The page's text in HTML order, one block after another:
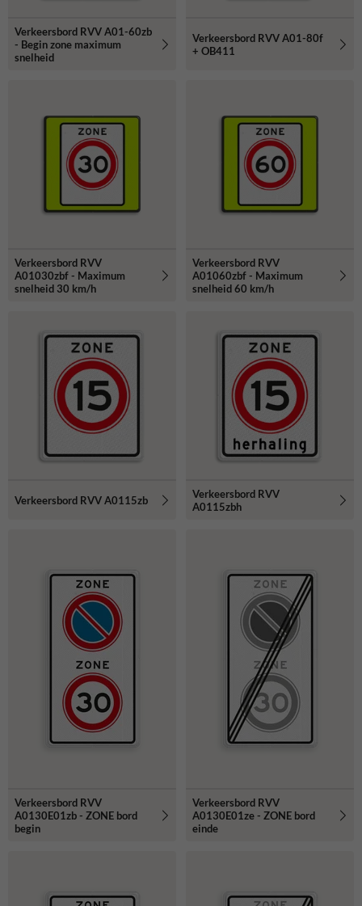
Verkeersbord RVV A01-60zb
- Begin zone maximum
snelheid
Verkeersbord RVV A01-80f
+ OB411
Verkeersbord RVV
A01030zbf - Maximum
snelheid 30 km/h
Verkeersbord RVV
A01060zbf - Maximum
snelheid 60 km/h
Verkeersbord RVV A0115zb
Verkeersbord RVV
A0115zbh
Verkeersbord RVV
A0130E01zb - ZONE bord
begin
Verkeersbord RVV
A0130E01ze - ZONE bord
einde